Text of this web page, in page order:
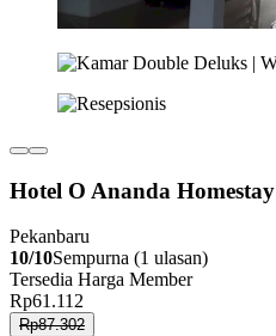
Hotel O Ananda
Pekanbaru
10/10Sempurna (1 ulasan)
Tersedia Harga Member
Rp61.112
Rp87.302